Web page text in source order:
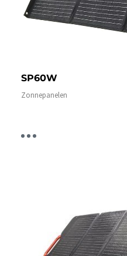
SP60W
Zonnepanelen